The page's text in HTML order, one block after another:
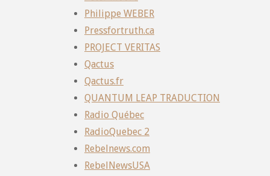
Philippe WEBER
Pressfortruth.ca
PROJECT VERITAS
Qactus
Qactus.fr
QUANTUM LEAP TRADUCTION
Radio Québec
RadioQuebec 2
Rebelnews.com
RebelNewsUSA